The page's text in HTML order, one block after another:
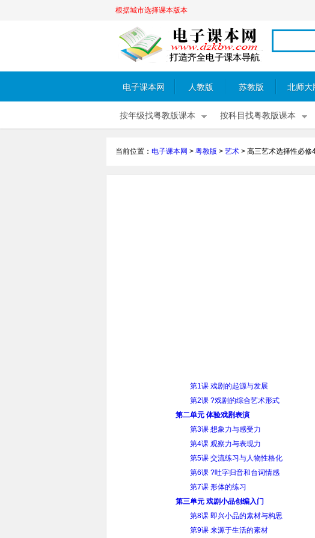
根据城市选择课本版本
电子课本网 人教版 苏教版 北师大
按年级找粤教版课本 按科目找粤教版课本
当前位置： 电子课本网 > 粤教版 > 艺术 > 高三艺术选择性必修
第1课 戏剧的起源与发展
第2课 ?戏剧的综合艺术形式
第二单元 体验戏剧表演
第3课 想象力与感受力
第4课 观察力与表现力
第5课 交流练习与人物性格化
第6课 ?吐字归音和台词情感
第7课 形体的练习
第三单元 戏剧小品创编入门
第8课 即兴小品的素材与构思
第9课 来源于生活的素材